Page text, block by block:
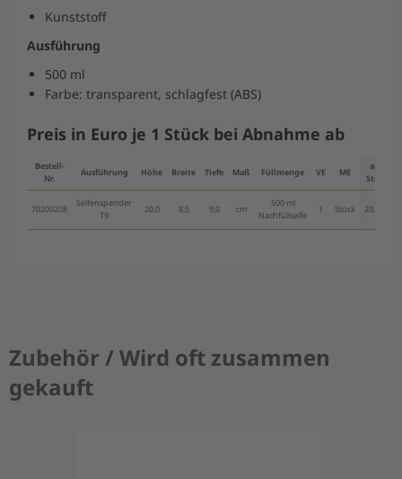
Kunststoff
Ausführung
500 ml
Farbe: transparent, schlagfest (ABS)
Preis in Euro je 1 Stück bei Abnahme ab
Bestell-
Nr.
Ausführung Höhe Breite Tiefe Maß Füllmenge VE ME
ab 1
Stück
70200208
Seifenspender
T9
20,0 8,5 9,0 cm
500 ml
Nachfüllseife
1 Stück 20,50 €
Zubehör / Wird oft zusammen
gekauft